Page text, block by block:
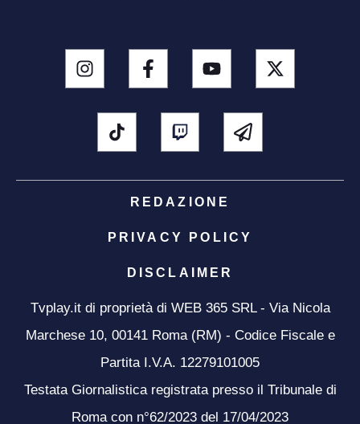
REDAZIONE
PRIVACY POLICY
DISCLAIMER
Tvplay.it di proprietà di WEB 365 SRL - Via Nicola
Marchese 10, 00141 Roma (RM) - Codice Fiscale e
Partita I.V.A. 12279101005
Testata Giornalistica registrata presso il Tribunale di
Roma con n°62/2023 del 17/04/2023